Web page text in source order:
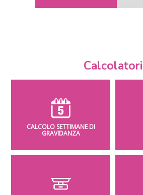
Calcolatori
CALCOLO SETTIMANE DI
GRAVIDANZA